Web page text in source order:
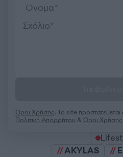
Όροι Χρήσης. Το site
Πολιτική Απορρήτου &Όροι Χρήσης
AKYLAS